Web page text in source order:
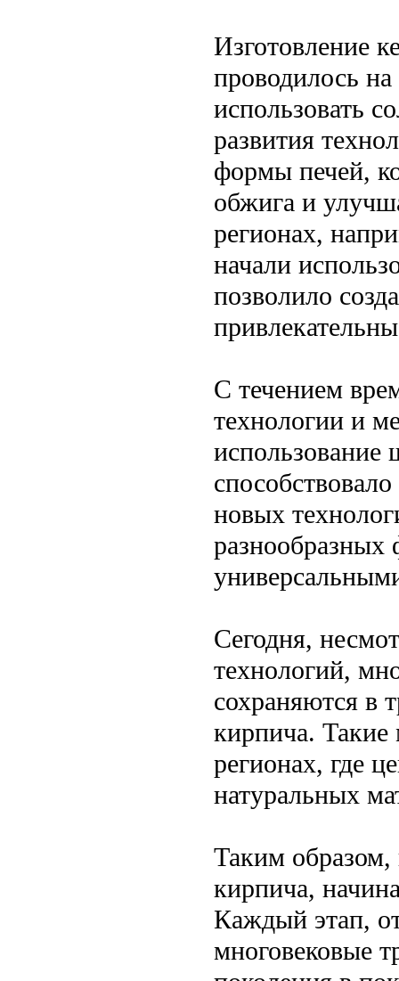
Изготовление
проводилось
использовать
развития
формы печей,
обжига и
регионах,
начали
позволило
С течением
технологии и
новых
разнообразных
Сегодня,
технологий,
сохраняются в
кирпича. Такие
регионах, где
натуральных
Таким образом,
кирпича,
Каждый этап,
многовековые